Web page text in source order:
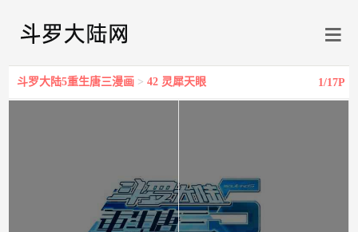
斗罗大陆5重生唐三漫画 >42 灵犀天眼 1/17P